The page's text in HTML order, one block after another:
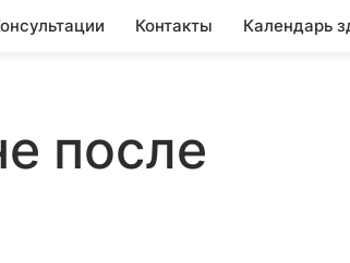
Контакты Календарь
после